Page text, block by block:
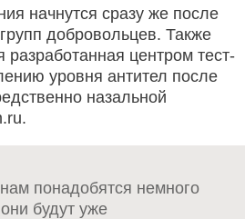
начнутся сразу же после
добровольцев. Также
разработанная центром тест-
уровня антител после
назальной
понадобятся немного
будут уже